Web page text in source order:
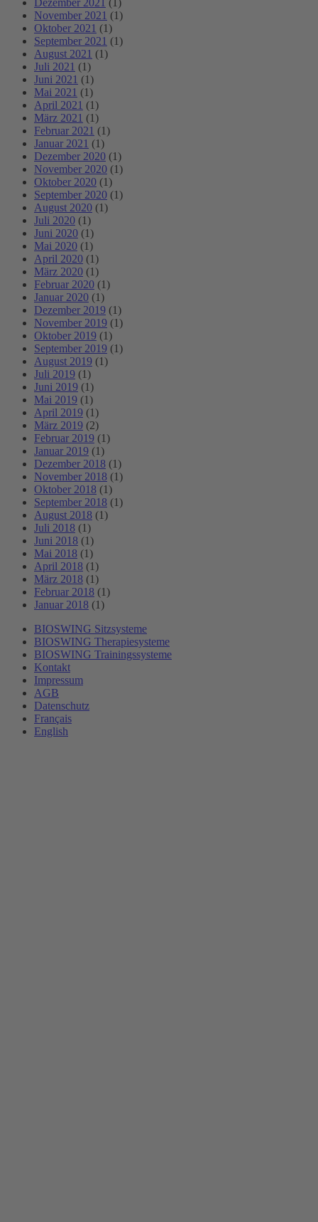
Dezember 2021 (1)
November 2021 (1)
Oktober 2021 (1)
September 2021 (1)
August 2021 (1)
Juli 2021 (1)
Juni 2021 (1)
Mai 2021 (1)
April 2021 (1)
März 2021 (1)
Februar 2021 (1)
Januar 2021 (1)
Dezember 2020 (1)
November 2020 (1)
Oktober 2020 (1)
September 2020 (1)
August 2020 (1)
Juli 2020 (1)
Juni 2020 (1)
Mai 2020 (1)
April 2020 (1)
März 2020 (1)
Februar 2020 (1)
Januar 2020 (1)
Dezember 2019 (1)
November 2019 (1)
Oktober 2019 (1)
September 2019 (1)
August 2019 (1)
Juli 2019 (1)
Juni 2019 (1)
Mai 2019 (1)
April 2019 (1)
März 2019 (2)
Februar 2019 (1)
Januar 2019 (1)
Dezember 2018 (1)
November 2018 (1)
Oktober 2018 (1)
September 2018 (1)
August 2018 (1)
Juli 2018 (1)
Juni 2018 (1)
Mai 2018 (1)
April 2018 (1)
März 2018 (1)
Februar 2018 (1)
Januar 2018 (1)
BIOSWING Sitzsysteme
BIOSWING Therapiesysteme
BIOSWING Trainingssysteme
Kontakt
Impressum
AGB
Datenschutz
Français
English